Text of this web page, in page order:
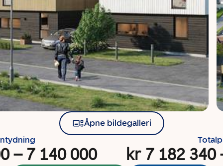
Åpne bildegalleri
– 7 140 000 kr 7 182 340